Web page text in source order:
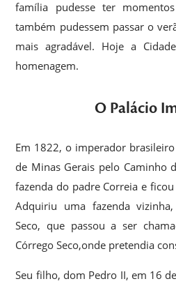
família pudesse ter
também pudessem passar o
mais agradável. Hoje a
homenagem.
O Palácio
Em 1822, o imperador
de Minas Gerais pelo Caminho
fazenda do padre Correia e
Adquiriu uma fazenda
Seco, que passou a ser
Córrego Seco,onde pretendia
Seu filho, dom Pedro II, em 16